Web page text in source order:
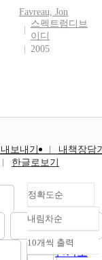
Favreau, Jon
스펙트럼디브
이디
2005
내보내기
내책장담
한글로보기
정확도순
정확도
순
인기도
내림차순
내림차순
10개씩 출력